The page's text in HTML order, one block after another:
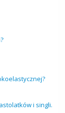
i singli.